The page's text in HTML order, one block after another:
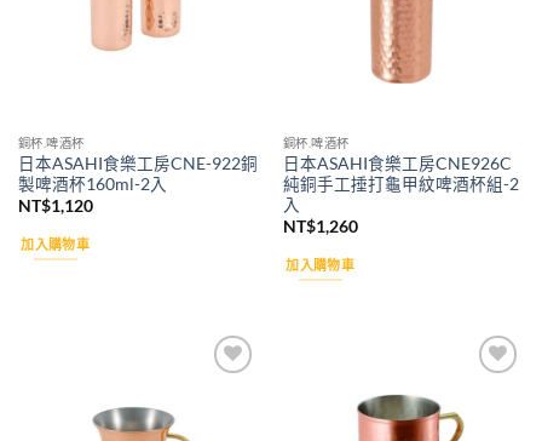
銅杯.啤酒杯
日本ASAHI食樂工房CNE-922銅
製啤酒杯160ml-2入
NT$1,120
加入購物車
銅杯.啤酒杯
日本ASAHI食樂工房CNE926C
純銅手工捶打龜甲紋啤酒杯組-2
入
NT$1,260
加入購物車